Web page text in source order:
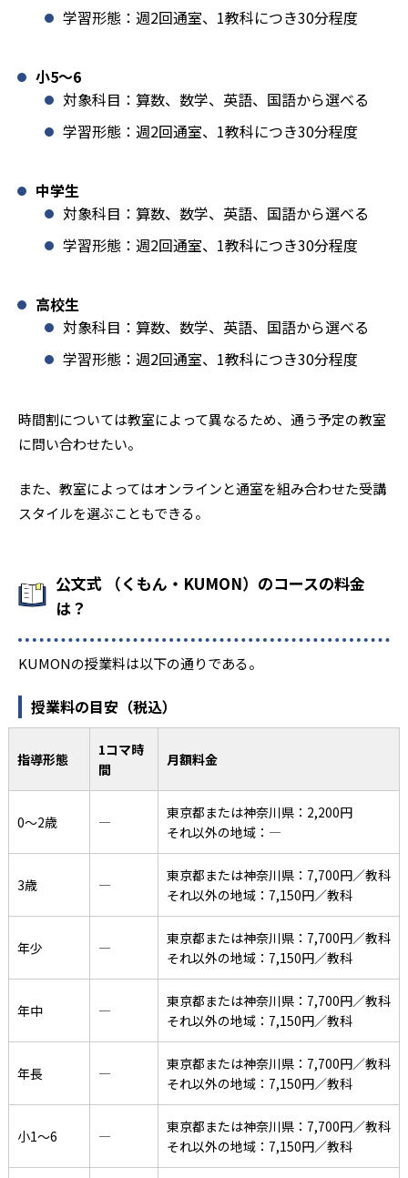
学習形態：週2回通室、1教科につき30分程度
小5〜6
対象科目：算数、数学、英語、国語から選べる
学習形態：週2回通室、1教科につき30分程度
中学生
対象科目：算数、数学、英語、国語から選べる
学習形態：週2回通室、1教科につき30分程度
高校生
対象科目：算数、数学、英語、国語から選べる
学習形態：週2回通室、1教科につき30分程度
時間割については教室によって異なるため、通う予定の教室
に問い合わせたい。
また、教室によってはオンラインと通室を組み合わせた受講
スタイルを選ぶこともできる。
公文式 （くもん・KUMON）のコースの料金
は？
KUMONの授業料は以下の通りである。
授業料の目安（税込）
指導形態
1コマ時
間
月額料金
0〜2歳 ―
東京都または神奈川県：2,200円
それ以外の地域：―
3歳 ―
東京都または神奈川県：7,700円／教科
それ以外の地域：7,150円／教科
年少 ―
東京都または神奈川県：7,700円／教科
それ以外の地域：7,150円／教科
年中 ―
東京都または神奈川県：7,700円／教科
それ以外の地域：7,150円／教科
年長 ―
東京都または神奈川県：7,700円／教科
それ以外の地域：7,150円／教科
小1〜6 ―
東京都または神奈川県：7,700円／教科
それ以外の地域：7,150円／教科